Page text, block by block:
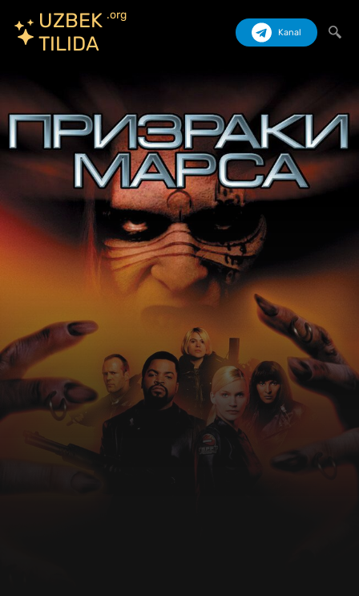
UZBEK
TILIDA
.org
Kanal